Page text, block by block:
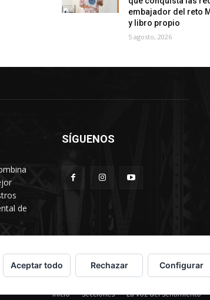
embajador del reto
y libro propio
5 agosto, 2026
de
SÍGUENOS
Inicio Secciones La voz del sentimiento
Aceptar todo Rechazar Configurar